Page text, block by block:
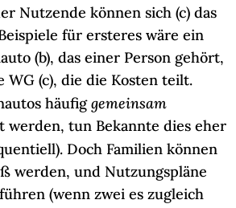
Nutzende können sich (c) das
für ersteres wäre ein
(b), das einer Person gehört,
WG (c), die die Kosten teilt.
häufiggemeinsam
werden, tun Bekannte dies eher
Doch Familien können
werden, und Nutzungspläne
(wenn zwei es zugleich